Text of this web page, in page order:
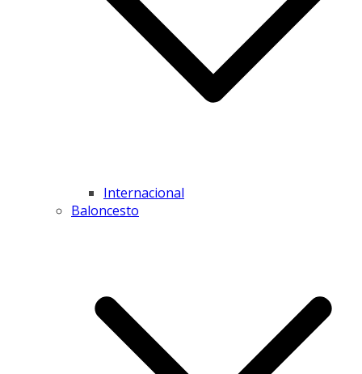
Internacional
Baloncesto